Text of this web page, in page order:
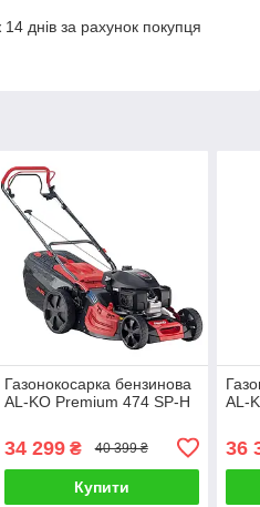
днів за рахунок покупця
Газонокосарка бензинова
AL-KO Premium 474 SP-H
34 299₴ 40 399 ₴
Купити
AL-
36